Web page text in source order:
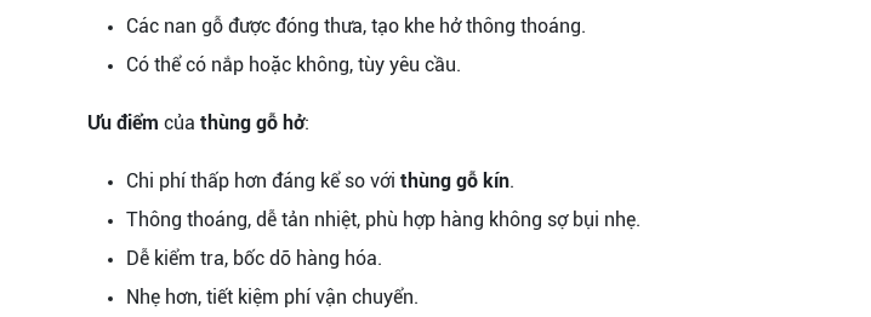
Các nan gỗ được đóng thưa, tạo khe hở thông thoáng.
Có thể có nắp hoặc không, tùy yêu cầu.
Ưu điểm của thùng gỗ hở:
Chi phí thấp hơn đáng kể so với thùng gỗ kín.
Thông thoáng, dễ tản nhiệt, phù hợp hàng không sợ bụi nhẹ.
Dễ kiểm tra, bốc dỡ hàng hóa.
Nhẹ hơn, tiết kiệm phí vận chuyển.